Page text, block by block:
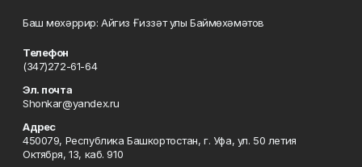
Баш мөхәррир: Айгиз Ғиззәт улы Баймөхәмәтов
Телефон
(347)272-61-64
Эл. почта
Shonkar@yandex.ru
Адрес
450079, Республика Башкортостан, г. Уфа, ул. 50 летия
Октября, 13, каб. 910